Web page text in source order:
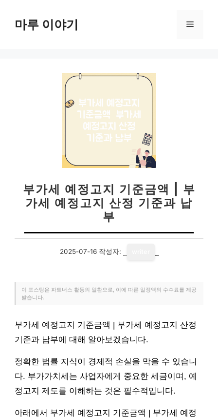
마루 이야기 메
부가세 예정고지 기준금액 | 부
가세 예정고지 산정 기준과 납
부
2025-07-16 작성자:
이 포스팅은 파트너스 활동의 일환으로, 이에 따른 일정액의 수수료를 제공
받습니다.
부가세 예정고지 기준금액 | 부가세 예정고지 산정
기준과 납부에 대해 알아보겠습니다.
정확한 법률 지식이 경제적 손실을 막을 수 있습니
다. 부가가치세는 사업자에게 중요한 세금이며, 예
정고지 제도를 이해하는 것은 필수적입니다.
아래에서 부가세 예정고지 기준금액 | 부가세 예정